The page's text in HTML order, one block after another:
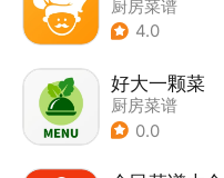
厨房菜谱
4.0
好大一颗菜
厨房菜谱
0.0